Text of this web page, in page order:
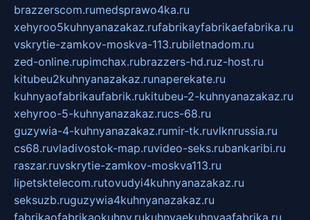
brazzerscom.rumedsprawo4ka.ru
xehyroo5kuhnyanazakaz.rufabrikayfabrikaefabrika.ru
vskrytie-zamkov-moskva-113.rubiletnadom.ru
zed-online.rupimchax.rubrazzers-hd.ruz-host.ru
kitubeu2kuhnyanazakaz.runaperekate.ru
kuhnyaofabrikaufabrik.rukitubeu-2-kuhnyanazakaz.ru
xehyroo-5-kuhnyanazakaz.rucs-68.ru
guzywia-4-kuhnyanazakaz.rumir-tk.ruvlknrussia.ru
cs68.ruvladivostok-map.ruvideo-seks.rubankaribi.ru
raszar.ruvskrytie-zamkov-moskva113.ru
lipetsktelecom.rutovudyi4kuhnyanazakaz.ru
seksuzb.ruguzywia4kuhnyanazakaz.ru
fabrikaofabrikaokuhny.rukuhnyaekuhnyaafabrika.ru